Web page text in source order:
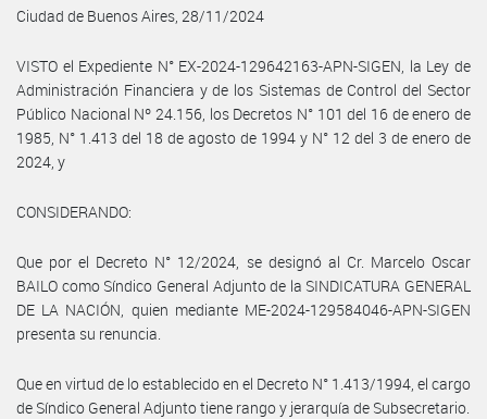
Ciudad de Buenos Aires, 28/11/2024
VISTO el Expediente N° EX-2024-129642163-APN-SIGEN, la Ley de
Administración Financiera y de los Sistemas de Control del Sector
Público Nacional Nº 24.156, los Decretos N° 101 del 16 de enero de
1985, N° 1.413 del 18 de agosto de 1994 y N° 12 del 3 de enero de
2024, y
CONSIDERANDO:
Que por el Decreto N° 12/2024, se designó al Cr. Marcelo Oscar
BAILO como Síndico General Adjunto de la SINDICATURA GENERAL
DE LA NACIÓN, quien mediante ME-2024-129584046-APN-SIGEN
presenta su renuncia.
Que en virtud de lo establecido en el Decreto N° 1.413/1994, el cargo
de Síndico General Adjunto tiene rango y jerarquía de Subsecretario.